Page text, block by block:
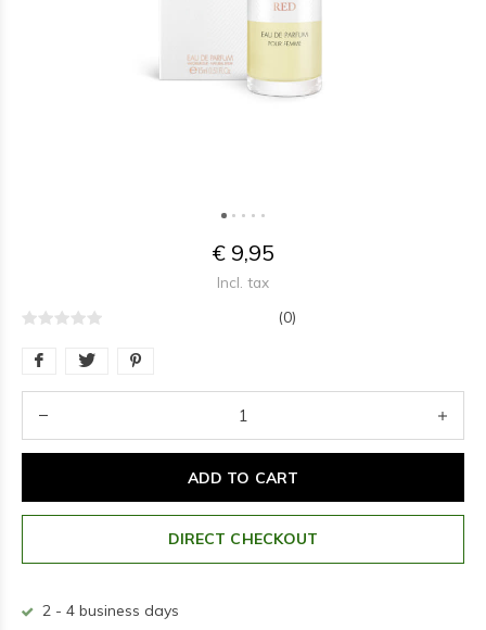
€ 9,95
Incl. tax
(0)
ADD TO CART
DIRECT CHECKOUT
2 - 4 business days